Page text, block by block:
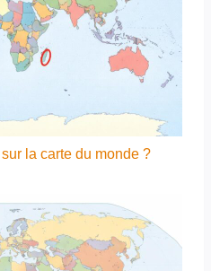
la carte du monde ?